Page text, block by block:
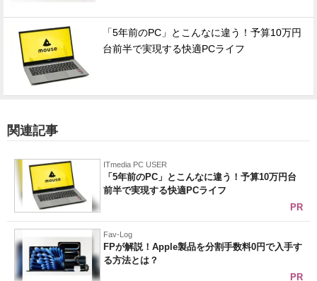
「5年前のPC」とこんなに違う！予算10万円
台前半で実現する快適PCライフ
関連記事
ITmedia PC USER
「5年前のPC」とこんなに違う！予算10万円台
前半で実現する快適PCライフ
PR
Fav-Log
FPが解説！Apple製品を分割手数料0円で入手す
る方法とは？
PR